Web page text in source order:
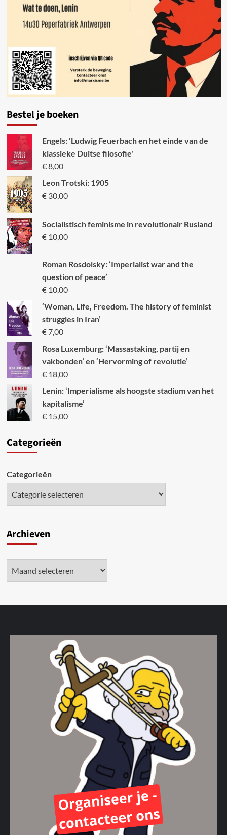
Bestel je boeken
Engels: 'Ludwig Feuerbach en het einde van de
klassieke Duitse filosofie'
€8,00
Leon Trotski: 1905
€30,00
Socialistisch feminisme in revolutionair Rusland
€10,00
Roman Rosdolsky: ‘Imperialist war and the
question of peace’
€10,00
‘Woman, Life, Freedom. The history of feminist
struggles in Iran’
€7,00
Rosa Luxemburg: ‘Massastaking, partij en
vakbonden’ en ‘Hervorming of revolutie’
€18,00
Lenin: ‘Imperialisme als hoogste stadium van het
kapitalisme’
€15,00
Categorieën
Categorieën
Archieven